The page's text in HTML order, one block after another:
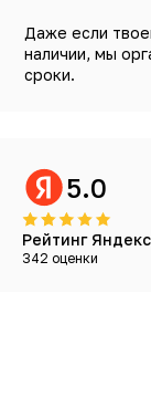
Даже если
наличии, мы
сроки.
5.0
Рейтинг Яндекс
342 оценки